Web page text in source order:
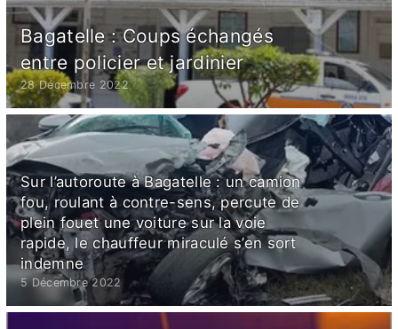
Bagatelle : Coups échangés
entre policier et jardinier
28 Décembre 2022
Sur l’autoroute à Bagatelle : un camion
fou, roulant à contre-sens, percute de
plein fouet une voiture sur la voie
rapide, le chauffeur miraculé s’en sort
indemne
5 Décembre 2022